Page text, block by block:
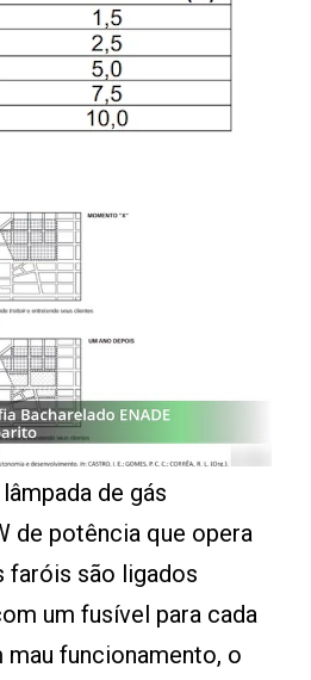
de gás
de potência que opera
faróis são ligados
um fusível para cada
mau funcionamento, o